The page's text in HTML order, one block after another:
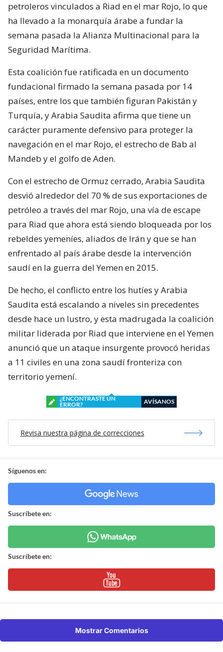
petroleros vinculados a Riad en el mar Rojo, lo que
ha llevado a la monarquía árabe a fundar la
semana pasada la Alianza Multinacional para la
Seguridad Marítima.
Esta coalición fue ratificada en un documento
fundacional firmado la semana pasada por 14
países, entre los que también figuran Pakistán y
Turquía, y Arabia Saudita afirma que tiene un
carácter puramente defensivo para proteger la
navegación en el mar Rojo, el estrecho de Bab al
Mandeb y el golfo de Aden.
Con el estrecho de Ormuz cerrado, Arabia Saudita
desvió alrededor del 70 % de sus exportaciones de
petróleo a través del mar Rojo, una vía de escape
para Riad que ahora está siendo bloqueada por los
rebeldes yemeníes, aliados de Irán y que se han
enfrentado al país árabe desde la intervención
saudí en la guerra del Yemen en 2015.
De hecho, el conflicto entre los hutíes y Arabia
Saudita está escalando a niveles sin precedentes
desde hace un lustro, y esta madrugada la coalición
militar liderada por Riad que interviene en el Yemen
anunció que un ataque insurgente provocó heridas
a 11 civiles en una zona saudí fronteriza con
territorio yemení.
¿ENCONTRASTE UN
ERROR?
AVÍSANOS
Revisa nuestra página de correcciones
Síguenos en:
Suscríbete en:
Suscríbete en:
Mostrar Comentarios